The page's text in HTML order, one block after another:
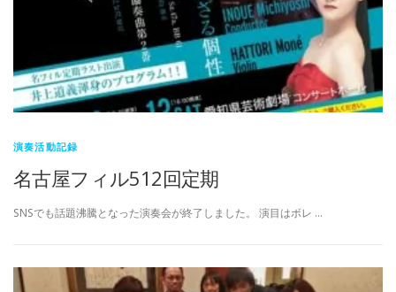
演奏活動記録
名古屋フィル512回定期
SNSでも話題沸騰となった演奏会が終了しました。 演目はボレ …